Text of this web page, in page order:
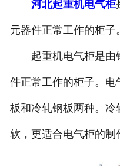
河北起重机电气柜
元器件正常工作的柜子。
起重机电气柜是由
件正常工作的柜子。电
板和冷轧钢板两种。
软，更适合电气柜的制